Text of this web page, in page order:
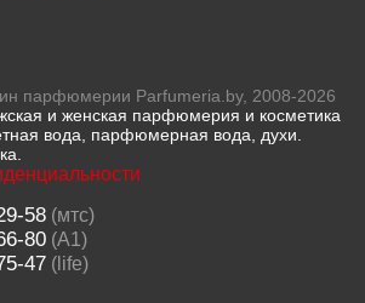
парфюмерии Parfumeria.by, 2008-2026
и женская парфюмерия и косметика
вода, парфюмерная вода, духи.
58(мтс)
80(A1)
47(life)